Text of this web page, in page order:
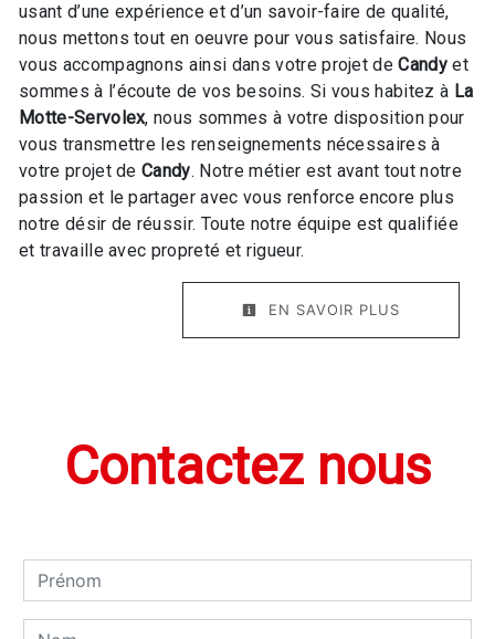
usant d’une expérience et d’un savoir-faire de qualité,
nous mettons tout en oeuvre pour vous satisfaire. Nous
vous accompagnons ainsi dans votre projet deCandy et
sommes à l’écoute de vos besoins. Si vous habitez à La
Motte-Servolex, nous sommes à votre disposition pour
vous transmettre les renseignements nécessaires à
votre projet deCandy. Notre métier est avant tout notre
passion et le partager avec vous renforce encore plus
notre désir de réussir. Toute notre équipe est qualifiée
et travaille avec propreté et rigueur.
EN SAVOIR PLUS
Contactez nous